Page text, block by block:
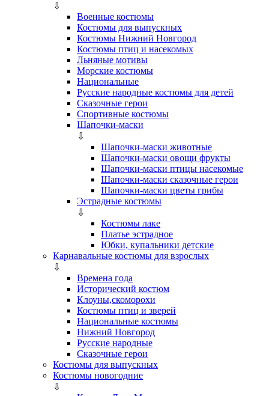
⇩
Военные костюмы
Костюмы для выпускных
Костюмы Нижний Новгород
Костюмы птиц и насекомых
Льняные мотивы
Морские костюмы
Национальные
Русские народные костюмы для детей
Сказочные герои
Спортивные костюмы
Шапочки-маски
⇩
Шапочки-маски животные
Шапочки-маски овощи фрукты
Шапочки-маски птицы насекомые
Шапочки-маски сказочные герои
Шапочки-маски цветы грибы
Эстрадные костюмы
⇩
Костюмы лаке
Платье эстрадное
Юбки, купальники детские
Карнавальные костюмы для взрослых
⇩
Времена года
Исторический костюм
Клоуны,скоморохи
Костюмы птиц и зверей
Национальные костюмы
Нижний Новгород
Русские народные
Сказочные герои
Костюмы для выпускных
Костюмы новогодние
⇩